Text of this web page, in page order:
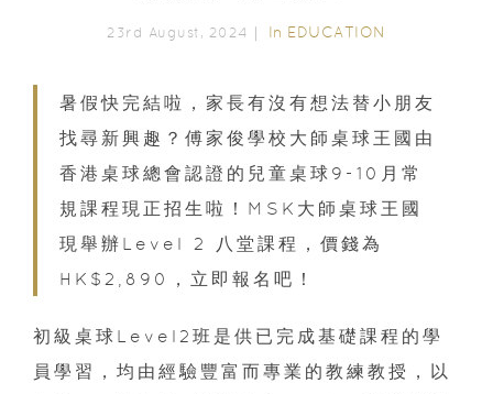
23rd August, 2024｜ In EDUCATION
暑假快完結啦，家長有沒有想法替小朋友
找尋新興趣？傅家俊學校大師桌球王國由
香港桌球總會認證的兒童桌球9-10月常
規課程現正招生啦！MSK大師桌球王國
現舉辦Level 2 八堂課程，價錢為
HK$2,890，立即報名吧！
初級桌球Level2班是供已完成基礎課程的學
員學習，均由經驗豐富而專業的教練教授，以